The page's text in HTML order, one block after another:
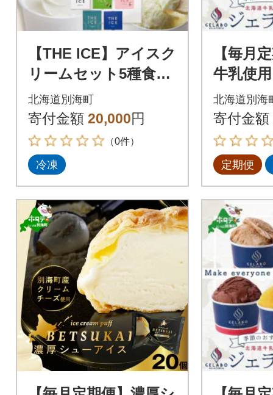
【THE ICE】アイスク
リームセット5種食べ
比べ 12個 北海道別海
町 厳選された生乳の
みを使用
北海道別海町
寄付金額 20,000円
（0件）
冷凍
【毎月
牛乳使
おすす
全3回
北海道別海
寄付金額
定期便